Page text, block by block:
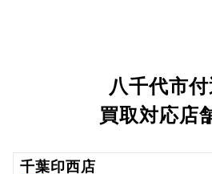
八千代市
買取対応店
千葉印西店